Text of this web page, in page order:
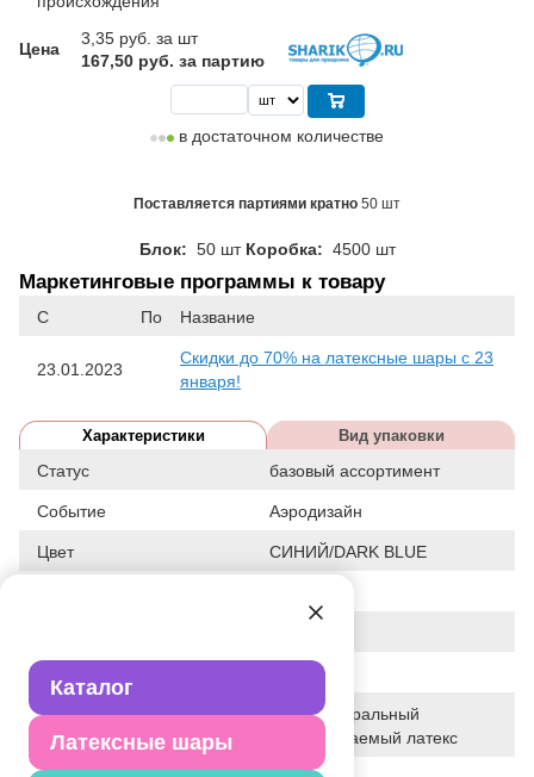
Каталог
Латексные шары
Цена
3,35 руб. за шт
167,50 руб. за партию
в достаточном количестве
Поставляется партиями кратно 50 шт
Блок: 50 шт Коробка: 4500 шт
Маркетинговые программы к товару
С По Название
23.01.2023
Скидки до 70% на латексные шары с 23
января!
Характеристики Вид упаковки
Статус базовый ассортимент
Событие Аэродизайн
Цвет СИНИЙ/DARK BLUE
12"/30СМ
100% натуральный
биоразлагаемый латекс